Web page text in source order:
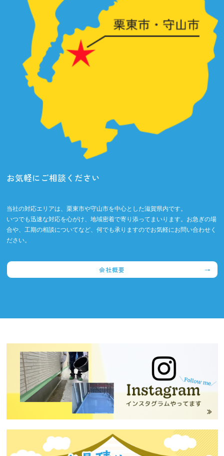
お気軽にご相談ください
当社の対応エリアは、栗東市や守山市を中心とした滋賀県内です。
いつでも迅速な対応を心がけ、地域密着で寄り添ってまいります。お急ぎの場
合や、工期の相談についてなど、何でも承りますのでお気軽にお問い合わせく
ださい。
会社概要